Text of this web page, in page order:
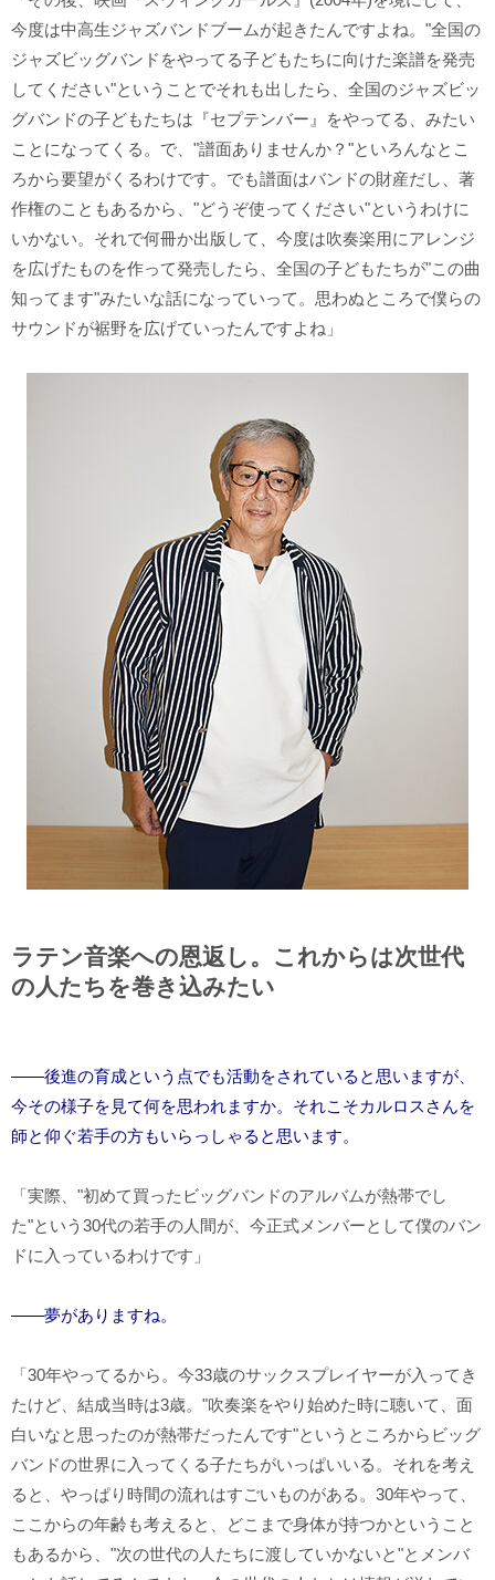
今度は中高生ジャズバンドブームが起きたんですよね。"全国の
ジャズビッグバンドをやってる子どもたちに向けた楽譜を発売
してください"ということでそれも出したら、全国のジャズビッ
グバンドの子どもたちは『セプテンバー』をやってる、みたい
ことになってくる。で、"譜面ありませんか？"といろんなとこ
ろから要望がくるわけです。でも譜面はバンドの財産だし、著
作権のこともあるから、"どうぞ使ってください"というわけに
いかない。それで何冊か出版して、今度は吹奏楽用にアレンジ
を広げたものを作って発売したら、全国の子どもたちが"この曲
知ってます"みたいな話になっていって。思わぬところで僕らの
サウンドが裾野を広げていったんですよね」
ラテン音楽への恩返し。これからは次世代
の人たちを巻き込みたい
――後進の育成という点でも活動をされていると思いますが、
今その様子を見て何を思われますか。それこそカルロスさんを
師と仰ぐ若手の方もいらっしゃると思います。
「実際、"初めて買ったビッグバンドのアルバムが熱帯でし
た"という30代の若手の人間が、今正式メンバーとして僕のバン
ドに入っているわけです」
――夢がありますね。
「30年やってるから。今33歳のサックスプレイヤーが入ってき
たけど、結成当時は3歳。"吹奏楽をやり始めた時に聴いて、面
白いなと思ったのが熱帯だったんです"というところからビッグ
バンドの世界に入ってくる子たちがいっぱいいる。それを考え
ると、やっぱり時間の流れはすごいものがある。30年やって、
ここからの年齢も考えると、どこまで身体が持つかということ
もあるから、"次の世代の人たちに渡していかないと"とメンバ